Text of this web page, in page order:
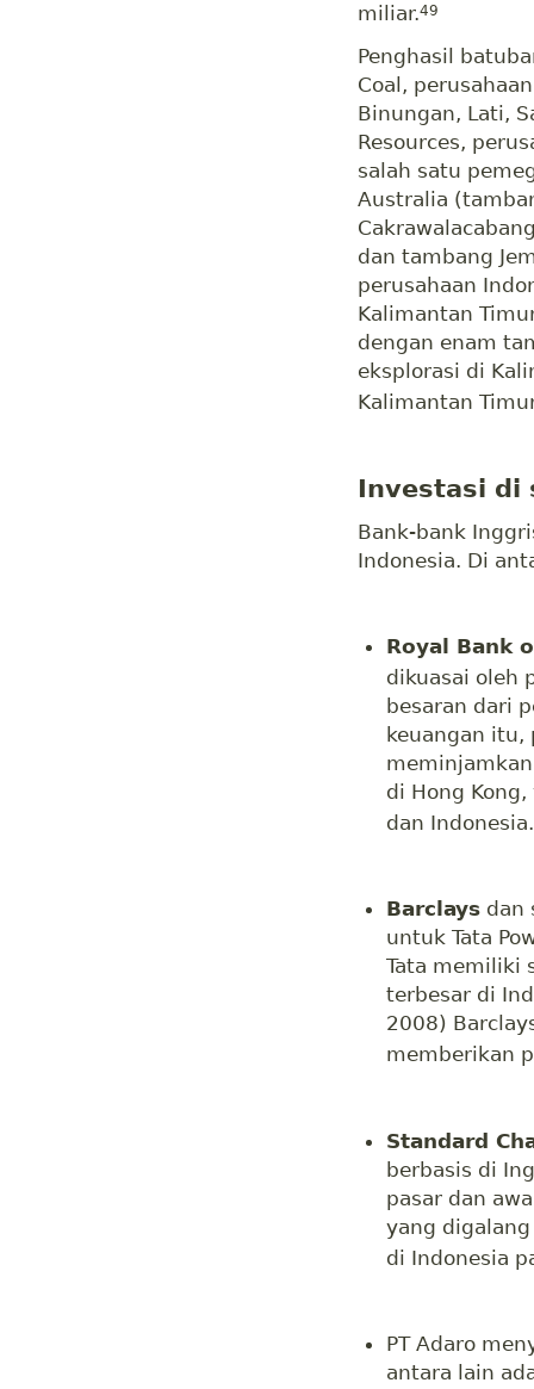
miliar.49
Penghasil
Coal,
Binungan, Lati,
Resources,
salah satu
Australia
dan tambang
perusahaan
Kalimantan
dengan enam
eksplorasi di
Kalimantan
Investasi di
Bank-bank
Indonesia. Di
Royal Bank
dikuasai oleh
besaran dari
keuangan itu,
di Hong
dan Indonesia.
Barclays dan
untuk Tata
Tata memiliki
terbesar di
2008)
memberikan
Standard
berbasis di
pasar dan
yang
di Indonesia
PT Adaro
antara lain